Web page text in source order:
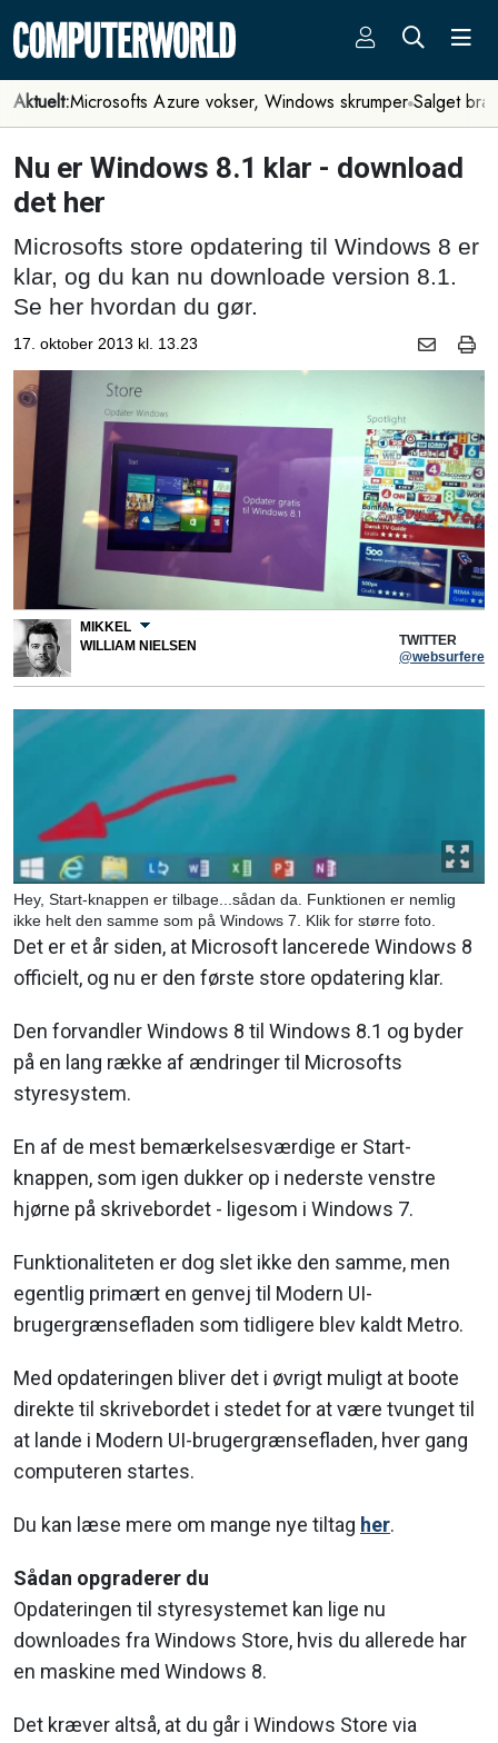
Aktuelt:Microsofts Azure vokser, Windows skrumper Salget
Nu er Windows 8.1 klar - download
det her
Microsofts store opdatering til Windows 8 er
klar, og du kan nu downloade version 8.1.
Se her hvordan du gør.
17. oktober 2013 kl. 13.23
MIKKEL
WILLIAM NIELSEN
TWITTER
@websurferen
Hey, Start-knappen er tilbage...sådan da. Funktionen er nemlig
ikke helt den samme som på Windows 7. Klik for større foto.
Det er et år siden, at Microsoft lancerede Windows 8
officielt, og nu er den første store opdatering klar.
Den forvandler Windows 8 til Windows 8.1 og byder
på en lang række af ændringer til Microsofts
styresystem.
En af de mest bemærkelsesværdige er Start-
knappen, som igen dukker op i nederste venstre
hjørne på skrivebordet - ligesom i Windows 7.
Funktionaliteten er dog slet ikke den samme, men
egentlig primært en genvej til Modern UI-
brugergrænsefladen som tidligere blev kaldt Metro.
Med opdateringen bliver det i øvrigt muligt at boote
direkte til skrivebordet i stedet for at være tvunget til
at lande i Modern UI-brugergrænsefladen, hver gang
computeren startes.
Du kan læse mere om mange nye tiltag her.
Sådan opgraderer du
Opdateringen til styresystemet kan lige nu
downloades fra Windows Store, hvis du allerede har
en maskine med Windows 8.
Det kræver altså, at du går i Windows Store via